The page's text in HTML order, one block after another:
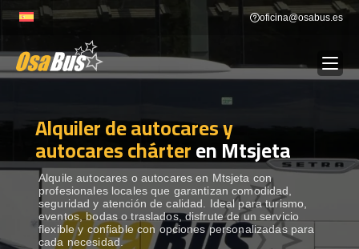
to
oficina@osabus.es
ALQUILER DE AUTOCARES
DESTINOS Show dropdown
RECORRIDAS Show dropdown
Alquiler de autocares y
autocares chárteren Mtsjeta
Alquile autocares o autocares en Mtsjeta con
profesionales locales que garantizan comodidad,
seguridad y atención de calidad. Ideal para turismo,
eventos, bodas o traslados, disfrute de un servicio
flexible y confiable con opciones personalizadas para
cada necesidad.